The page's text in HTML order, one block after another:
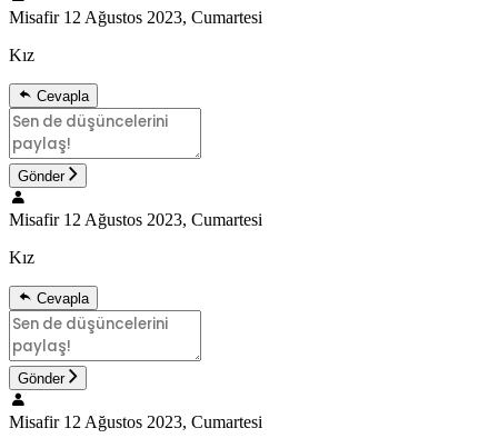
Misafir 12 Ağustos 2023, Cumartesi
Kız
Cevapla
Gönder
Misafir 12 Ağustos 2023, Cumartesi
Kız
Cevapla
Gönder
Misafir 12 Ağustos 2023, Cumartesi